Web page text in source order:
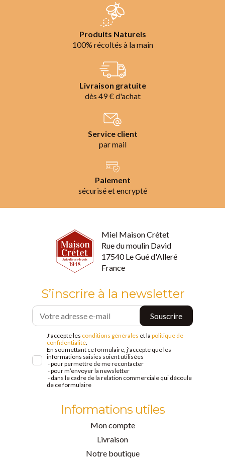
Produits Naturels
100% récoltés à la main
Livraison gratuite
dès 49 € d'achat
Service client
par mail
Paiement
sécurisé et encrypté
Miel Maison Crétet
Rue du moulin David
17540 Le Gué d'Alleré
France
Informations utiles
Mon compte
Livraison
Notre boutique
S’inscrire à la newsletter
J'accepte les conditions générales et la politique de
confidentialité.
En soumettant ce formulaire, j'accepte que les
informations saisies soient utilisées
- pour permettre de me recontacter
- pour m’envoyer la newsletter
- dans le cadre de la relation commerciale qui découle
de ce formulaire